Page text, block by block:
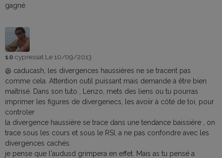
gagné
10 cypressat Le 10/09/2013
@ caducash, les divergences haussières ne se tracent pas
comme cela. Attention outil puissant mais demande à être bien
maîtrisé. Dans son tuto , Lenzo, mets des liens ou tu pourras
imprimer les figures de divergenecs, les avoiir à côté de toi, pour
controler
la divergence haussière se trace dans une tendance baissière , on
trace sous les cours et sous le RSI, a ne pas confondre avec les
divergences cachés.
je pense que l'audusd grimpera en effet. Mais as tu pensé a